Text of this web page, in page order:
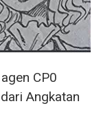
CP0
Angkatan